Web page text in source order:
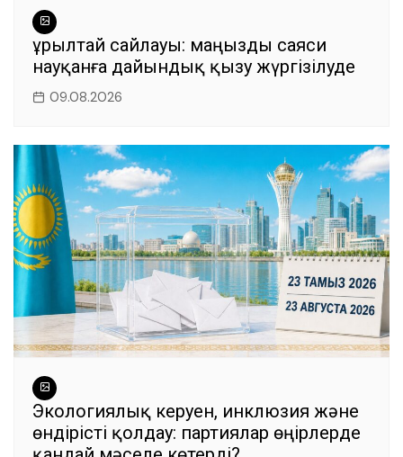
Құрылтай сайлауы: маңызды саяси
науқанға дайындық қызу жүргізілуде
09.08.2026
Экологиялық керуен, инклюзия және
өндірісті қолдау: партиялар өңірлерде